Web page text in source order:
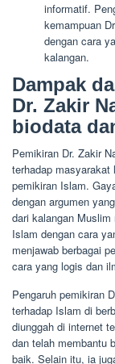
informatif.
kemampuan
dengan cara
kalangan.
Dampak
Dr. Zakir
biodata
Pemikiran Dr. Zakir
terhadap
pemikiran Islam.
dengan argumen
dari kalangan
Islam dengan cara
menjawab berbagai
cara yang logis dan
Pengaruh pemikiran
terhadap Islam di
diunggah di internet
dan telah membantu
baik. Selain itu, ia